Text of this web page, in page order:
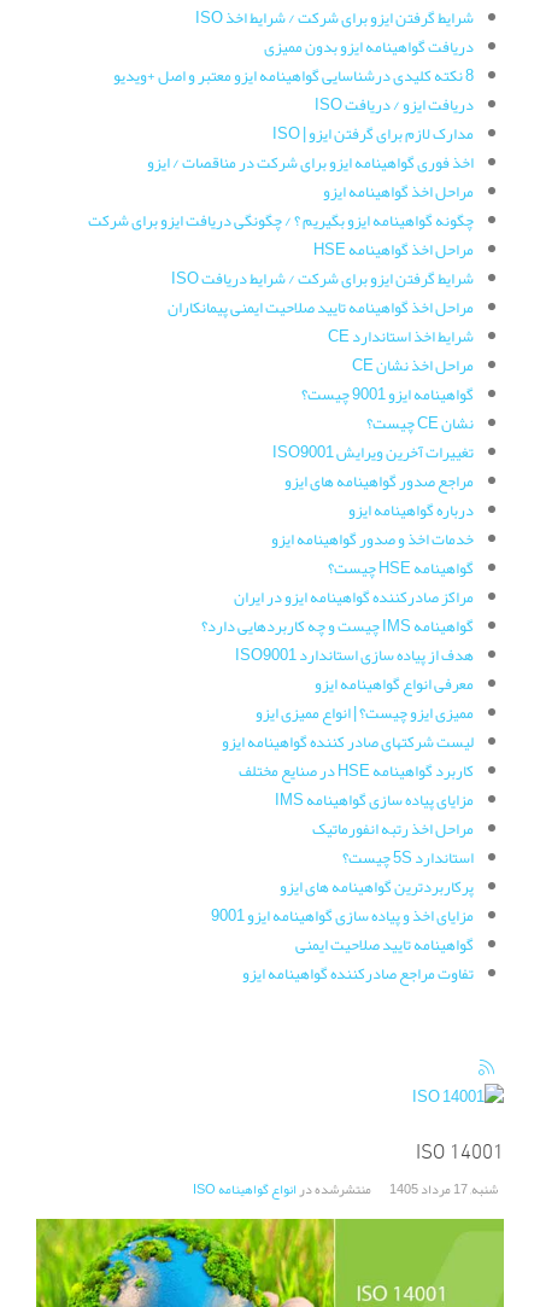
شرایط گرفتن ایزو برای شرکت / شرایط اخذ ISO
دریافت گواهینامه ایزو بدون ممیزی
8 نکته کلیدی درشناسایی گواهینامه ایزو معتبر و اصل +ویدیو
دریافت ایزو / دریافت ISO
مدارک لازم برای گرفتن ایزو | ISO
اخذ فوری گواهینامه ایزو برای شرکت در مناقصات / ایزو
مراحل اخذ گواهینامه ایزو
چگونه گواهینامه ایزو بگیریم ؟ / چگونگی دریافت ایزو برای شرکت
مراحل اخذ گواهینامه HSE
شرایط گرفتن ایزو برای شرکت / شرایط دریافت ISO
مراحل اخذ گواهینامه تایید صلاحیت ایمنی پیمانکاران
شرایط اخذ استاندارد CE
مراحل اخذ نشان CE
گواهینامه ایزو 9001 چیست؟
نشان CE چیست؟
تغییرات آخرین ویرایش ISO9001
مراجع صدور گواهینامه های ایزو
درباره گواهینامه ایزو
خدمات اخذ و صدور گواهینامه ایزو
گواهینامه HSE چیست؟
مراکز صادرکننده گواهینامه ایزو در ایران
گواهینامه IMS چیست و چه کاربردهایی دارد؟
هدف از پیاده سازی استاندارد ISO9001
معرفی انواع گواهینامه ایزو
ممیزی ایزو چیست؟ | انواع ممیزی ایزو
لیست شرکتهای صادر کننده گواهینامه ایزو
کاربرد گواهینامه HSE در صنایع مختلف
مزایای پیاده سازی گواهینامه IMS
مراحل اخذ رتبه انفورماتیک
استاندارد 5S چیست؟
پرکاربردترین گواهینامه های ایزو
مزایای اخذ و پیاده سازی گواهینامه ایزو 9001
گواهینامه تایید صلاحیت ایمنی
تفاوت مراجع صادرکننده گواهینامه ایزو
ISO 14001
شنبه, 17 مرداد 1405 منتشرشده درانواع گواهینامه ISO